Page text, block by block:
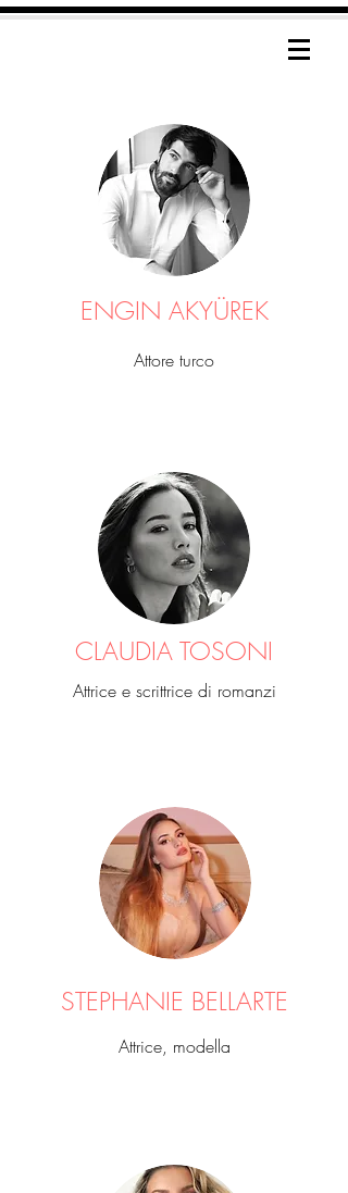
ENGIN AKYÜREK
Attore turco
CLAUDIA TOSONI
Attrice e scrittrice di romanzi
STEPHANIE BELLARTE
Attrice, modella